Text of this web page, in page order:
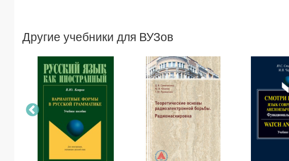
Другие учебники для ВУЗов